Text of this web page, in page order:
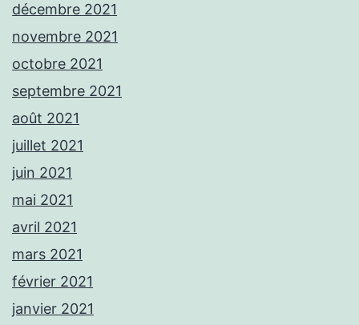
décembre 2021
novembre 2021
octobre 2021
septembre 2021
août 2021
juillet 2021
juin 2021
mai 2021
avril 2021
mars 2021
février 2021
janvier 2021